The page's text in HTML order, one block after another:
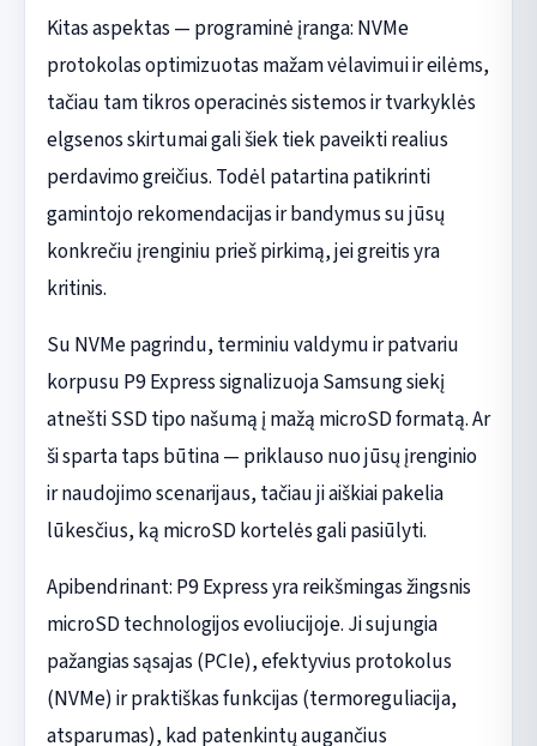
Kitas aspektas — programinė įranga: NVMe
protokolas optimizuotas mažam vėlavimui ir eilėms,
tačiau tam tikros operacinės sistemos ir tvarkyklės
elgsenos skirtumai gali šiek tiek paveikti realius
perdavimo greičius. Todėl patartina patikrinti
gamintojo rekomendacijas ir bandymus su jūsų
konkrečiu įrenginiu prieš pirkimą, jei greitis yra
kritinis.
Su NVMe pagrindu, terminiu valdymu ir patvariu
korpusu P9 Express signalizuoja Samsung siekį
atnešti SSD tipo našumą į mažą microSD formatą. Ar
ši sparta taps būtina — priklauso nuo jūsų įrenginio
ir naudojimo scenarijaus, tačiau ji aiškiai pakelia
lūkesčius, ką microSD kortelės gali pasiūlyti.
Apibendrinant: P9 Express yra reikšmingas žingsnis
microSD technologijos evoliucijoje. Ji sujungia
pažangias sąsajas (PCIe), efektyvius protokolus
(NVMe) ir praktiškas funkcijas (termoreguliacija,
atsparumas), kad patenkintų augančius